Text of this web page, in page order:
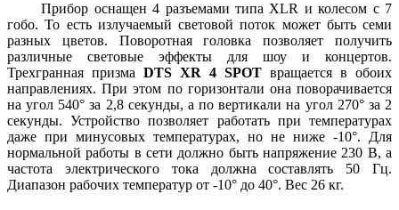
Прибор оснащен 4 разъемами типа XLR и колесом с 7
гобо. То есть излучаемый световой поток может быть семи
разных цветов. Поворотная головка позволяет получить
различные световые эффекты для шоу и концертов.
Трехгранная призма DTS XR 4 SPOT вращается в обоих
направлениях. При этом по горизонтали она поворачивается
на угол 540° за 2,8 секунды, а по вертикали на угол 270° за 2
секунды. Устройство позволяет работать при температурах
даже при минусовых температурах, но не ниже -10°. Для
нормальной работы в сети должно быть напряжение 230 В, а
частота электрического тока должна составлять 50 Гц.
Диапазон рабочих температур от -10° до 40°. Вес 26 кг.